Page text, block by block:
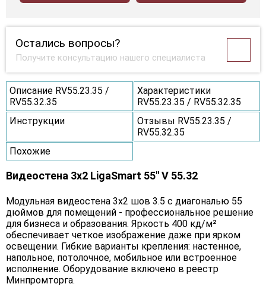
Остались вопросы?
Получите консультацию нашего специалиста
Описание RV55.23.35 /
RV55.32.35
Характеристики
RV55.23.35 / RV55.32.35
Инструкции
Отзывы RV55.23.35 /
RV55.32.35
Похожие
Видеостена 3x2 LigaSmart 55" V 55.32
Модульная видеостена 3x2 шов 3.5 с диагональю 55
дюймов для помещений - профессиональное решение
для бизнеса и образования. Яркость 400 кд/м²
обеспечивает четкое изображение даже при ярком
освещении. Гибкие варианты крепления: настенное,
напольное, потолочное, мобильное или встроенное
исполнение. Оборудование включено в реестр
Минпромторга.